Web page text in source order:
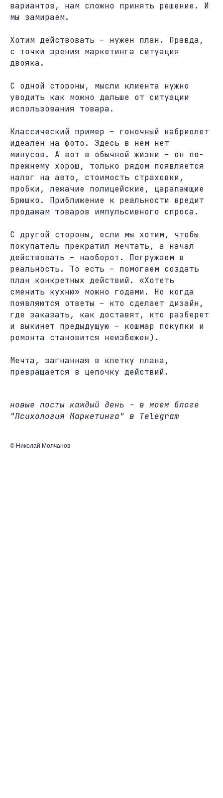
вариантов, нам сложно принять решение. И
мы замираем.
Хотим действовать – нужен план. Правда,
с точки зрения маркетинга ситуация
двояка.
С одной стороны, мысли клиента нужно
уводить как можно дальше от ситуации
использования товара.
Классический пример – гоночный кабриолет
идеален на фото. Здесь в нем нет
минусов. А вот в обычной жизни – он по-
прежнему хорош, только рядом появляется
налог на авто, стоимость страховки,
пробки, лежачие полицейские, царапающие
брюшко. Приближение к реальности вредит
продажам товаров импульсивного спроса.
С другой стороны, если мы хотим, чтобы
покупатель прекратил мечтать, а начал
действовать – наоборот. Погружаем в
реальность. То есть – помогаем создать
план конкретных действий. «Хотеть
сменить кухню» можно годами. Но когда
появляются ответы – кто сделает дизайн,
где заказать, как доставят, кто разберет
и выкинет предыдущую – кошмар покупки и
ремонта становится неизбежен).
Мечта, загнанная в клетку плана,
превращается в цепочку действий.
новые посты каждый день - в моем блоге
"Психология Маркетинга" в Telegram
© Николай Молчанов